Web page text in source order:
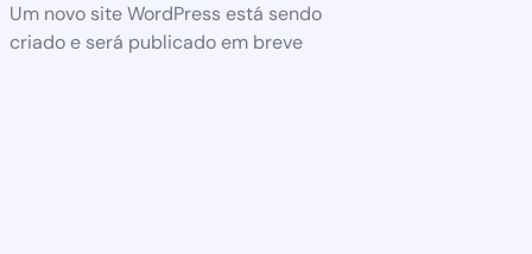
Um novo site WordPress está sendo
criado e será publicado em breve